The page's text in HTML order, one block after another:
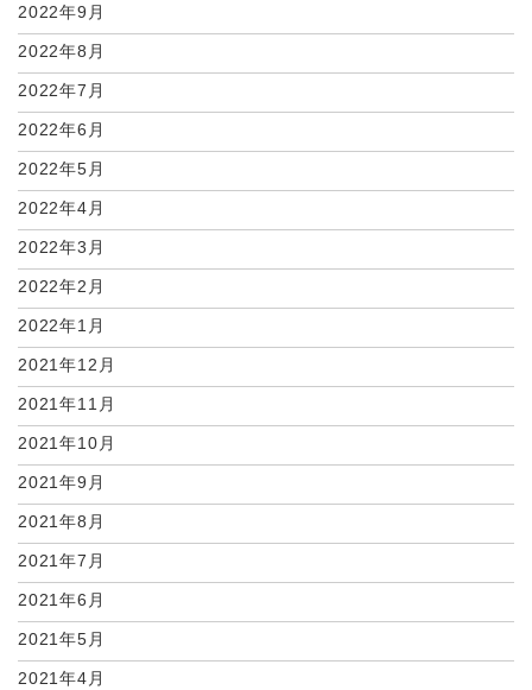
2022年9月
2022年8月
2022年7月
2022年6月
2022年5月
2022年4月
2022年3月
2022年2月
2022年1月
2021年12月
2021年11月
2021年10月
2021年9月
2021年8月
2021年7月
2021年6月
2021年5月
2021年4月